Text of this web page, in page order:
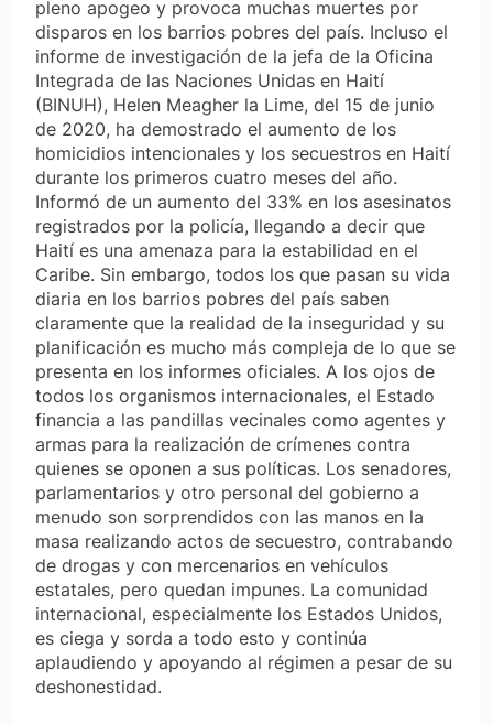
pleno apogeo y provoca muchas muertes por
disparos en los barrios pobres del país. Incluso el
informe de investigación de la jefa de la Oficina
Integrada de las Naciones Unidas en Haití
(BINUH), Helen Meagher la Lime, del 15 de junio
de 2020, ha demostrado el aumento de los
homicidios intencionales y los secuestros en Haití
durante los primeros cuatro meses del año.
Informó de un aumento del 33% en los asesinatos
registrados por la policía, llegando a decir que
Haití es una amenaza para la estabilidad en el
Caribe. Sin embargo, todos los que pasan su vida
diaria en los barrios pobres del país saben
claramente que la realidad de la inseguridad y su
planificación es mucho más compleja de lo que se
presenta en los informes oficiales. A los ojos de
todos los organismos internacionales, el Estado
financia a las pandillas vecinales como agentes y
armas para la realización de crímenes contra
quienes se oponen a sus políticas. Los senadores,
parlamentarios y otro personal del gobierno a
menudo son sorprendidos con las manos en la
masa realizando actos de secuestro, contrabando
de drogas y con mercenarios en vehículos
estatales, pero quedan impunes. La comunidad
internacional, especialmente los Estados Unidos,
es ciega y sorda a todo esto y continúa
aplaudiendo y apoyando al régimen a pesar de su
deshonestidad.